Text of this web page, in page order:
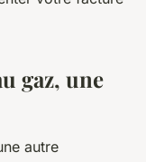
gaz, une
autre